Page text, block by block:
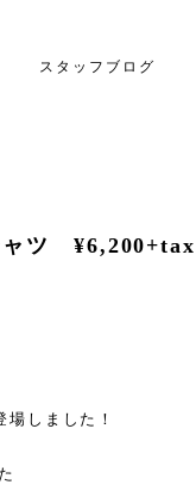
スタッフブログ
ャツ ¥6,200+tax
しました！